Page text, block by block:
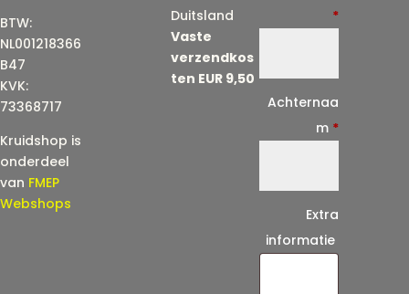
BTW:
NL001218366
B47
KVK:
73368717
Kruidshop is
onderdeel
van FMEP
Webshops
Duitsland
Vaste
verzendkos
ten EUR 9,50
*
Achternaa
m *
Extra
informatie